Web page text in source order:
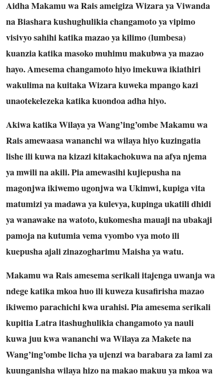
Aidha Makamu wa Rais ameigiza Wizara ya Viwanda
na Biashara kushughulikia changamoto ya vipimo
visivyo sahihi katika mazao ya kilimo (lumbesa)
kuanzia katika masoko muhimu makubwa ya mazao
hayo. Amesema changamoto hiyo imekuwa ikiathiri
wakulima na kuitaka Wizara kuweka mpango kazi
unaotekelezeka katika kuondoa adha hiyo.
Akiwa katika Wilaya ya Wang’ing’ombe Makamu wa
Rais amewaasa wananchi wa wilaya hiyo kuzingatia
lishe ili kuwa na kizazi kitakachokuwa na afya njema
ya mwili na akili. Pia amewasihi kujiepusha na
magonjwa ikiwemo ugonjwa wa Ukimwi, kupiga vita
matumizi ya madawa ya kulevya, kupinga ukatili dhidi
ya wanawake na watoto, kukomesha mauaji na ubakaji
pamoja na kutumia vema vyombo vya moto ili
kuepusha ajali zinazogharimu Maisha ya watu.
Makamu wa Rais amesema serikali itajenga uwanja wa
ndege katika mkoa huo ili kuweza kusafirisha mazao
ikiwemo parachichi kwa urahisi. Pia amesema serikali
kupitia Latra itashughulikia changamoto ya nauli
kuwa juu kwa wananchi wa Wilaya za Makete na
Wang’ing’ombe licha ya ujenzi wa barabara za lami za
kuunganisha wilaya hizo na makao makuu ya mkoa wa